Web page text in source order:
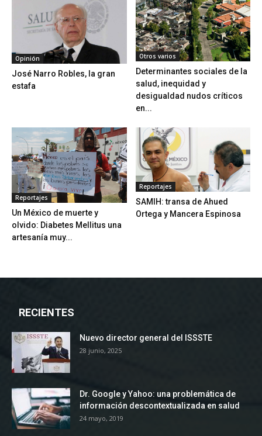
Opinión
José Narro Robles, la gran
estafa
Otros varios
Determinantes sociales de la
salud, inequidad y
desigualdad nudos críticos
en...
Reportajes
Un México de muerte y
olvido: Diabetes Mellitus una
artesanía muy...
Reportajes
SAMIH: transa de Ahued
Ortega y Mancera Espinosa
RECIENTES
Nuevo director general del ISSSTE
28 junio, 2025
Dr. Google y Yahoo: una problemática de
información descontextualizada en salud
24 mayo, 2019